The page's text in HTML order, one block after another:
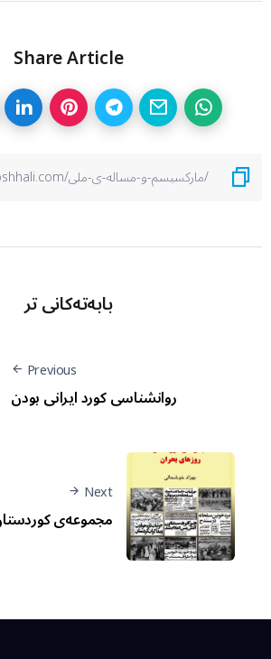
Share Article
بابەتەکانی تر
Previous
روانشناسی کورد ایرانی بودن
Next
مجموعه‌ی